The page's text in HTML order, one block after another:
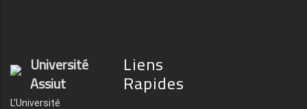
Université
Assiut
L'Université
Liens
Rapides